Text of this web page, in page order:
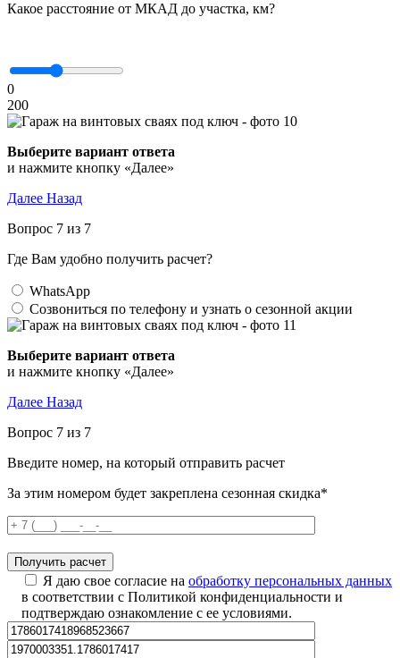
Какое расстояние от МКАД до участка, км?
0
200
Выберите вариант ответа
и нажмите кнопку «Далее»
Далее Назад
Вопрос 7 из 7
Где Вам удобно получить расчет?
WhatsApp
Созвониться по телефону и узнать о сезонной акции
Выберите вариант ответа
и нажмите кнопку «Далее»
Далее Назад
Вопрос 7 из 7
Введите номер, на который отправить расчет
За этим номером будет закреплена сезонная скидка*
Я даю свое согласие на обработку персональных данных
в соответствии с Политикой конфиденциальности и
подтверждаю ознакомление с ее условиями.